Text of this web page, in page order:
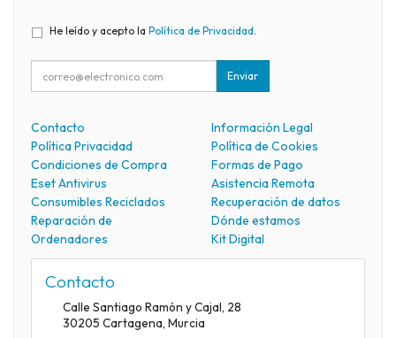
He leído y acepto la Política de Privacidad.
Enviar
Contacto
Información Legal
Política Privacidad
Política de Cookies
Condiciones de Compra
Formas de Pago
Eset Antivirus
Asistencia Remota
Consumibles Reciclados
Recuperación de datos
Reparación de
Ordenadores
Dónde estamos
Kit Digital
Contacto
Calle Santiago Ramón y Cajal, 28
30205 Cartagena, Murcia